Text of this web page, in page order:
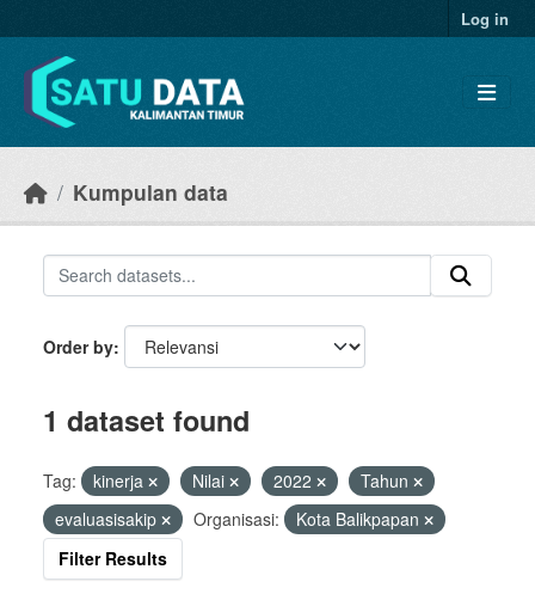
Log in
Kumpulan data
Order by
1 dataset found
Tag: kinerja Nilai 2022
Tahun
evaluasisakip
Organisasi:
Kota Balikpapan
Filter Results